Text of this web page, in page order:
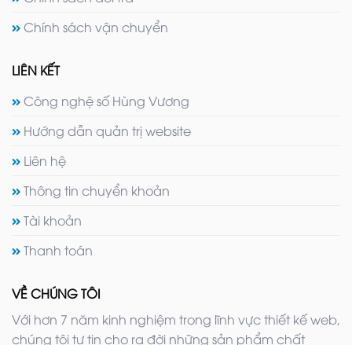
Chính sách vận chuyển
LIÊN KẾT
Công nghệ số Hùng Vương
Hướng dẫn quản trị website
Liên hệ
Thông tin chuyển khoản
Tài khoản
Thanh toán
VỀ CHÚNG TÔI
Với hơn 7 năm kinh nghiệm trong lĩnh vực thiết kế web,
chúng tôi tự tin cho ra đời những sản phẩm chất